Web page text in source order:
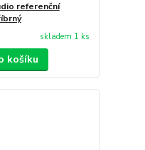
referenční
skladem 1 ks
košíku